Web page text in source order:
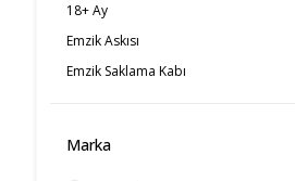
18+ Ay
Emzik Askısı
Emzik Saklama Kabı
Marka